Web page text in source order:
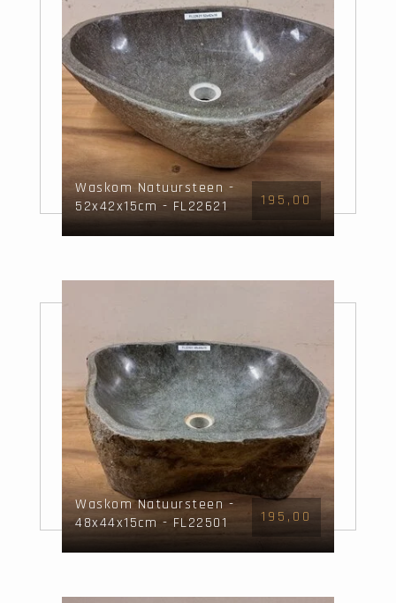
Waskom Natuursteen -
52x42x15cm - FL22621
195,00
Waskom Natuursteen -
48x44x15cm - FL22501
195,00